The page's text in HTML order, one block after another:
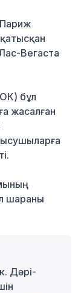
Вегаста
бұл
жасалған
шараны
Дәрі-